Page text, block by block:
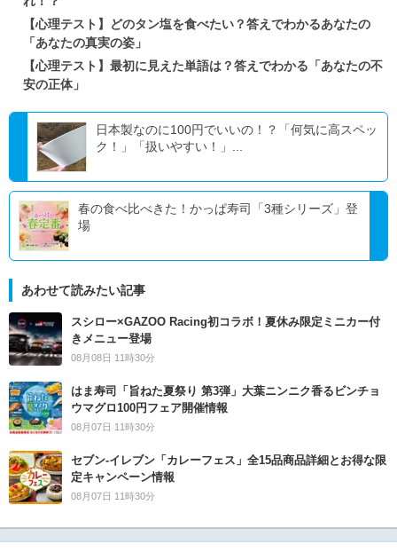
【心理テスト】どのタン塩を食べたい？答えでわかるあなたの
「あなたの真実の姿」
【心理テスト】最初に見えた単語は？答えでわかる「あなたの不
安の正体」
日本製なのに100円でいいの！？「何気に高スペッ
ク！」「扱いやすい！」...
春の食べ比べきた！かっぱ寿司「3種シリーズ」登
場
あわせて読みたい記事
スシロー×GAZOO Racing初コラボ！夏休み限定ミニカー付
きメニュー登場
08月08日 11時30分
はま寿司「旨ねた夏祭り 第3弾」大葉ニンニク香るビンチョ
ウマグロ100円フェア開催情報
08月07日 11時30分
セブン‐イレブン「カレーフェス」全15品商品詳細とお得な限
定キャンペーン情報
08月07日 11時30分